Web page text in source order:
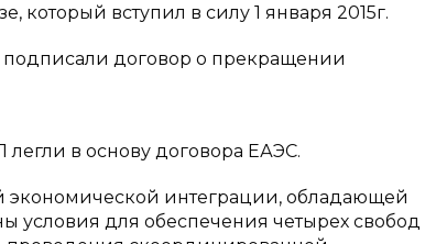
вступил в силу 1 января 2015г.
подписали договор о прекращении
в основу договора ЕАЭС.
интеграции, обладающей
условия для обеспечения четырех свобод